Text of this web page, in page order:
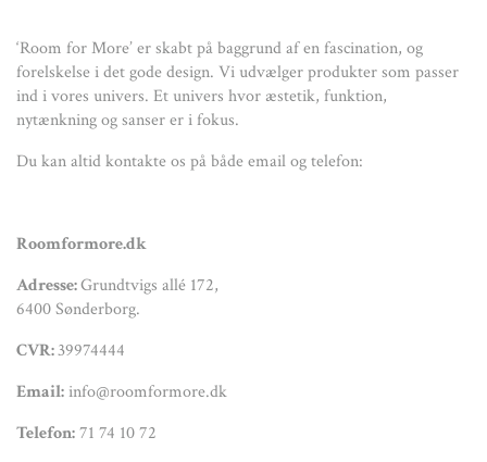
‘Room for More’ er skabt på baggrund af en fascination, og
forelskelse i det gode design. Vi udvælger produkter som passer
ind i vores univers. Et univers hvor æstetik, funktion,
nytænkning og sanser er i fokus.
Du kan altid kontakte os på både email og telefon:
Roomformore.dk
Adresse:Grundtvigs allé 172,
6400 Sønderborg.
CVR:39974444
Email:info@roomformore.dk
Telefon:71 74 10 72